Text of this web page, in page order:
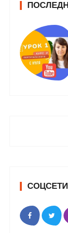
СОЦСЕТИ